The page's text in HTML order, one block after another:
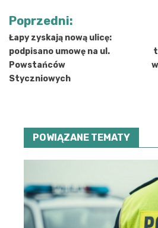
Nawigacja
wpisu
Poprzedni:
Łapy zyskają nową ulicę:
podpisano umowę na ul.
Powstańców
Styczniowych
POWIĄZANE TEMATY